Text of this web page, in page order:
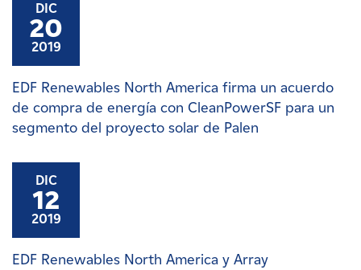
DIC
20
2019
EDF Renewables North America firma un acuerdo
de compra de energía con CleanPowerSF para un
segmento del proyecto solar de Palen
DIC
12
2019
EDF Renewables North America y Array